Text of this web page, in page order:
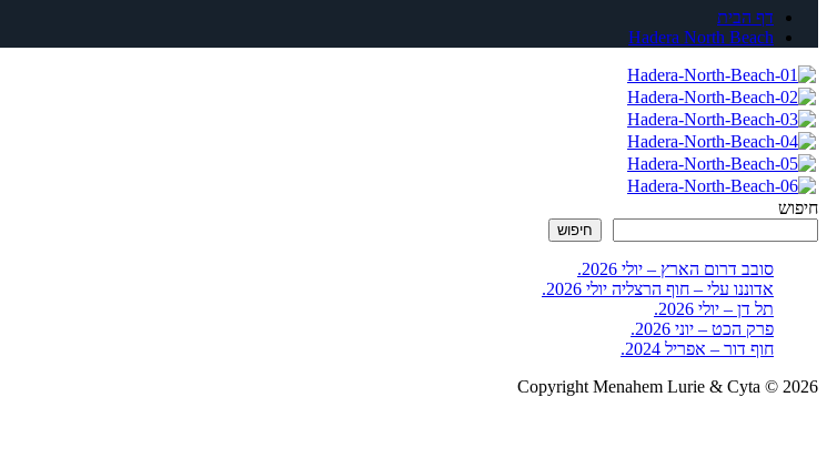
דף הבית
Hadera North Beach
חיפוש
חיפוש
סובב דרום הארץ – יולי 2026.
אדוננו עלי – חוף הרצליה יולי 2026.
תל דן – יולי 2026.
פרק הכט – יוני 2026.
חוף דור – אפריל 2024.
Copyright Menahem Lurie & Cyta © 2026